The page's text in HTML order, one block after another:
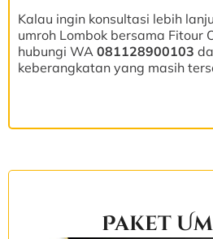
Kalau ingin konsultasi lebih
umroh Lombok bersama Fitour
hubungi WA 081128900103
keberangkatan yang masih
Paket